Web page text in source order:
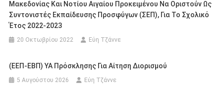
Μακεδονίας Και Νοτίου Αιγαίου Προκειμένου Να Οριστούν Ως
Συντονιστές Εκπαίδευσης Προσφύγων (ΣΕΠ), Για Το Σχολικό
Έτος 2022-2023
20 Οκτωβρίου 2022 Εύη Τζάννε
(ΕΕΠ-ΕΒΠ) ΥΑ Πρόσκλησης Για Αίτηση Διορισμού
5 Αυγούστου 2026 Εύη Τζάννε